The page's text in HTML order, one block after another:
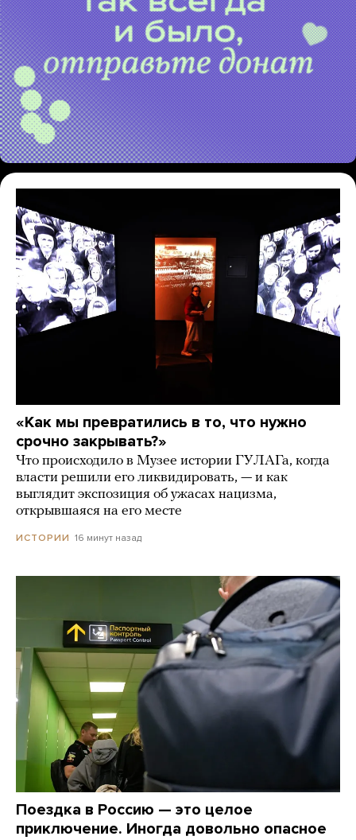
«Как мы превратились в то, что нужно
срочно закрывать?»
Что происходило в Музее истории ГУЛАГа, когда
власти решили его ликвидировать, — и как
выглядит экспозиция об ужасах нацизма,
открывшаяся на его месте
ИСТОРИИ 16 минут назад
Поездка в Россию — это целое
приключение. Иногда довольно опасное